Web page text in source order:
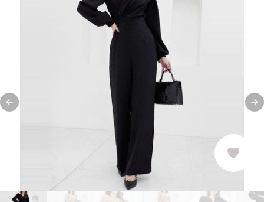
Previous slide